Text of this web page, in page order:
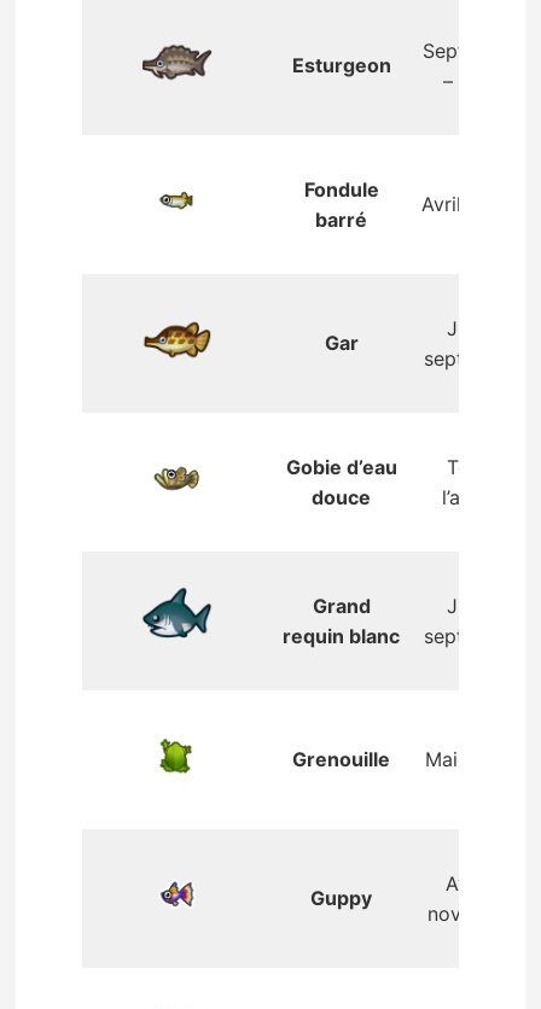
Esturgeon
Septembre
– mars
Fondule
barré
Avril – août
Gar
Juin –
septembre
Gobie d’eau
douce
Toute
l’année
Grand
requin blanc
Juin –
septembre
Grenouille Mai – août
Guppy
Avril –
novembre